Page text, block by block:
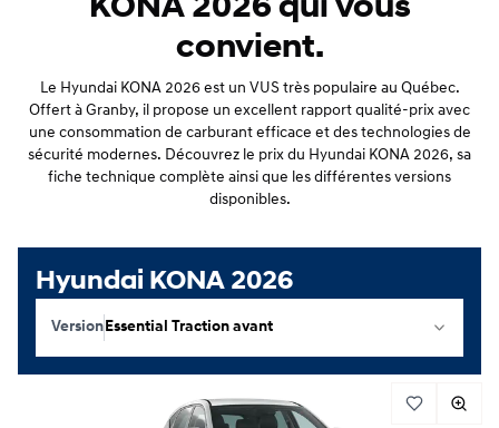
KONA 2026 qui vous
convient.
Le Hyundai KONA 2026 est un VUS très populaire au Québec.
Offert à Granby, il propose un excellent rapport qualité-prix avec
une consommation de carburant efficace et des technologies de
sécurité modernes. Découvrez le prix du Hyundai KONA 2026, sa
fiche technique complète ainsi que les différentes versions
disponibles.
Hyundai KONA 2026
VersionEssential Traction avant